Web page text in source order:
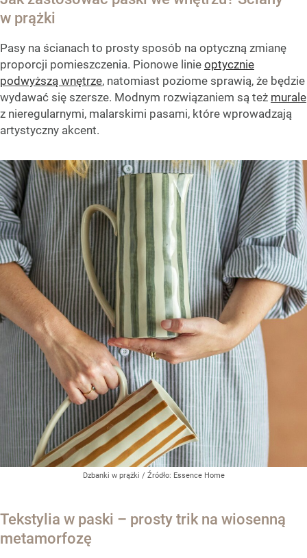
w prążki
Pasy na ścianach to prosty sposób na optyczną zmianę
proporcji pomieszczenia. Pionowe linie optycznie
podwyższą wnętrze, natomiast poziome sprawią, że będzie
wydawać się szersze. Modnym rozwiązaniem są też murale
z nieregularnymi, malarskimi pasami, które wprowadzają
artystyczny akcent.
Dzbanki w prążki / Źródło: Essence Home
Tekstylia w paski – prosty trik na wiosenną
metamorfozę